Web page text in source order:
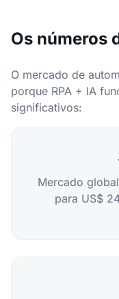
Os números
O mercado de
porque RPA + IA
significativos:
Mercado
para US$